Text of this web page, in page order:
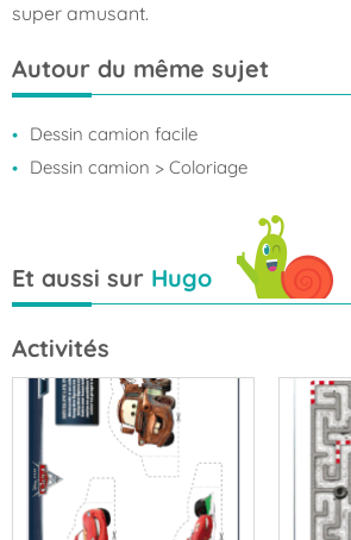
super amusant.
Autour du même sujet
Dessin camion facile
Dessin camion > Coloriage
Et aussi sur Hugo
Activités